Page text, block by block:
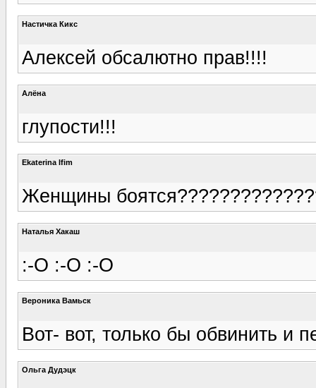
Настичка Кикс
Алексей обсалютно прав!!!!
Алёна
глупости!!!
Ekaterina Ifim
Женщины
Наталья Хакаш
:-O :-O :-O
Вероника Вамьск
Вот- вот, только бы обвинить и
Ольга Дудэцк